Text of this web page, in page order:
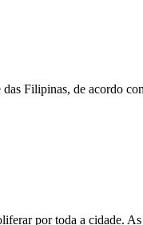
Filipinas, de
por toda a cidade.